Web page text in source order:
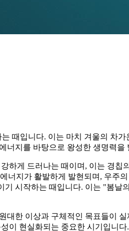
때입니다. 이는 마치 겨울의 차
지를 바탕으로 왕성한 생명력
하게 드러나는 때이며, 이는 경
지가 활발하게 발현되며, 우주
시작하는 때입니다. 이는 "봄날
한 이상과 구체적인 목표들이
이 현실화되는 중요한 시기입니